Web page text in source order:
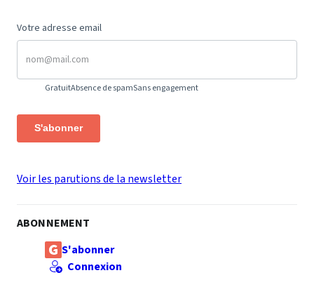
Votre adresse email
GratuitAbsence de spamSans engagement
S'abonner
Voir les parutions de la newsletter
ABONNEMENT
S'abonner
Connexion